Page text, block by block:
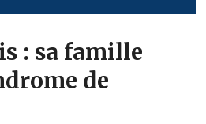
: sa famille
de